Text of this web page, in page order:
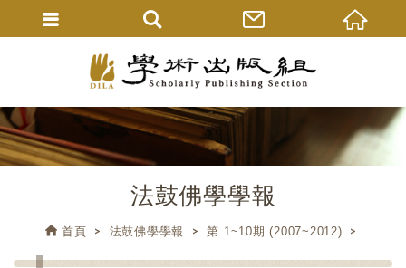
法鼓佛學學報
首頁 法鼓佛學學報 第 1~10期 (2007~2012)